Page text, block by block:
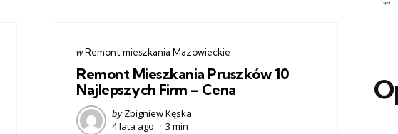
Categories
post
wRemont mieszkania Mazowieckie
Remont Mieszkania Pruszków 10
Najlepszych Firm – Cena
Posted
by
by Zbigniew Kęska
4 lata ago
3 min